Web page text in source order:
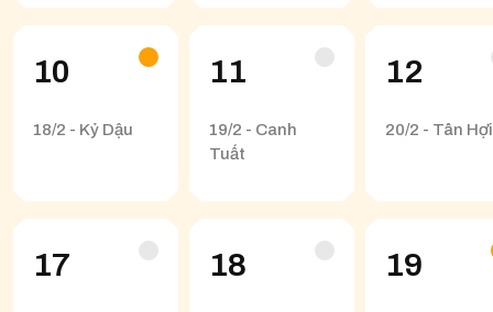
10
18/2 - Kỷ Dậu
11
19/2 - Canh
Tuất
12
20/2 - Tân Hợi
17 18 19